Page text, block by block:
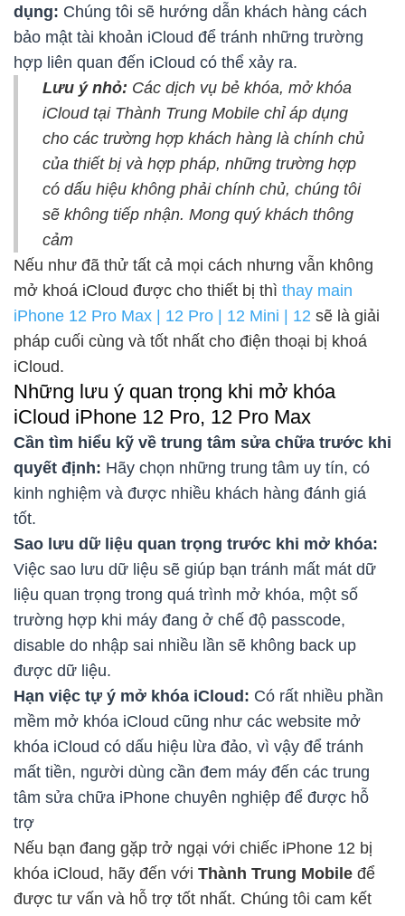
dụng: Chúng tôi sẽ hướng dẫn khách hàng cách
bảo mật tài khoản iCloud để tránh những trường
hợp liên quan đến iCloud có thể xảy ra.
Lưu ý nhỏ: Các dịch vụ bẻ khóa, mở khóa
iCloud tại Thành Trung Mobile chỉ áp dụng
cho các trường hợp khách hàng là chính chủ
của thiết bị và hợp pháp, những trường hợp
có dấu hiệu không phải chính chủ, chúng tôi
sẽ không tiếp nhận. Mong quý khách thông
cảm
Nếu như đã thử tất cả mọi cách nhưng vẫn không
mở khoá iCloud được cho thiết bị thì thay main
iPhone 12 Pro Max | 12 Pro | 12 Mini | 12 sẽ là giải
pháp cuối cùng và tốt nhất cho điện thoại bị khoá
iCloud.
Những lưu ý quan trọng khi mở khóa
iCloud iPhone 12 Pro, 12 Pro Max
Cần tìm hiểu kỹ về trung tâm sửa chữa trước khi
quyết định: Hãy chọn những trung tâm uy tín, có
kinh nghiệm và được nhiều khách hàng đánh giá
tốt.
Sao lưu dữ liệu quan trọng trước khi mở khóa:
Việc sao lưu dữ liệu sẽ giúp bạn tránh mất mát dữ
liệu quan trọng trong quá trình mở khóa, một số
trường hợp khi máy đang ở chế độ passcode,
disable do nhập sai nhiều lần sẽ không back up
được dữ liệu.
Hạn việc tự ý mở khóa iCloud: Có rất nhiều phần
mềm mở khóa iCloud cũng như các website mở
khóa iCloud có dấu hiệu lừa đảo, vì vậy để tránh
mất tiền, người dùng cần đem máy đến các trung
tâm sửa chữa iPhone chuyên nghiệp để được hỗ
trợ
Nếu bạn đang gặp trở ngại với chiếc iPhone 12 bị
khóa iCloud, hãy đến với Thành Trung Mobile để
được tư vấn và hỗ trợ tốt nhất. Chúng tôi cam kết